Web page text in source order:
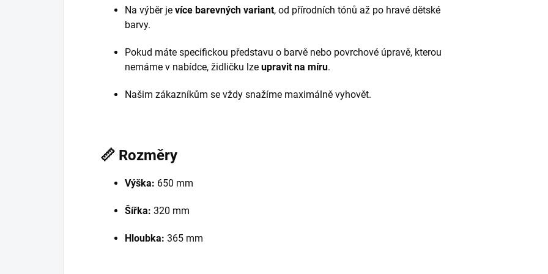
Na výběr je více barevných variant, od přírodních tónů až po hravé dětské
barvy.
Pokud máte specifickou představu o barvě nebo povrchové úpravě, kterou
nemáme v nabídce, židličku lze upravit na míru.
Našim zákazníkům se vždy snažíme maximálně vyhovět.
📏 Rozměry
Výška: 650 mm
Šířka: 320 mm
Hloubka: 365 mm